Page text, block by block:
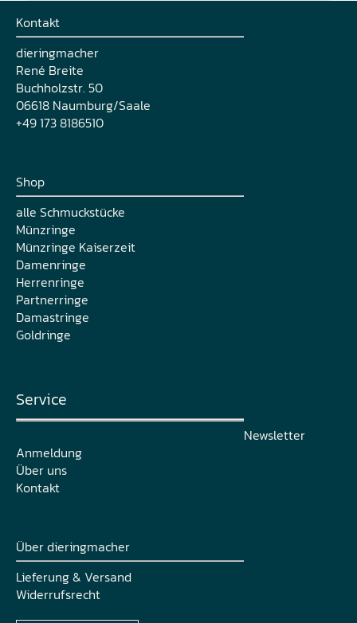
Kontakt
dieringmacher
René Breite
Buchholzstr. 50
06618 Naumburg/Saale
+49 173 8186510
Shop
alle Schmuckstücke
Münzringe
Münzringe Kaiserzeit
Damenringe
Herrenringe
Partnerringe
Damastringe
Goldringe
Service
Newsletter
Anmeldung
Über uns
Kontakt
Über dieringmacher
Lieferung & Versand
Widerrufsrecht